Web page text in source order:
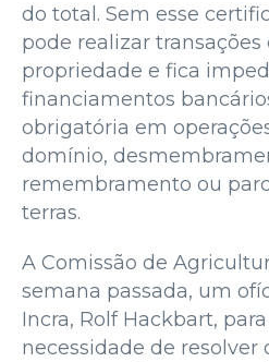
do total. Sem esse
pode realizar
propriedade e fica
financiamentos
obrigatória em
domínio,
remembramento ou
terras.
A Comissão de
semana passada, um
Incra, Rolf Hackbart,
necessidade de resolver